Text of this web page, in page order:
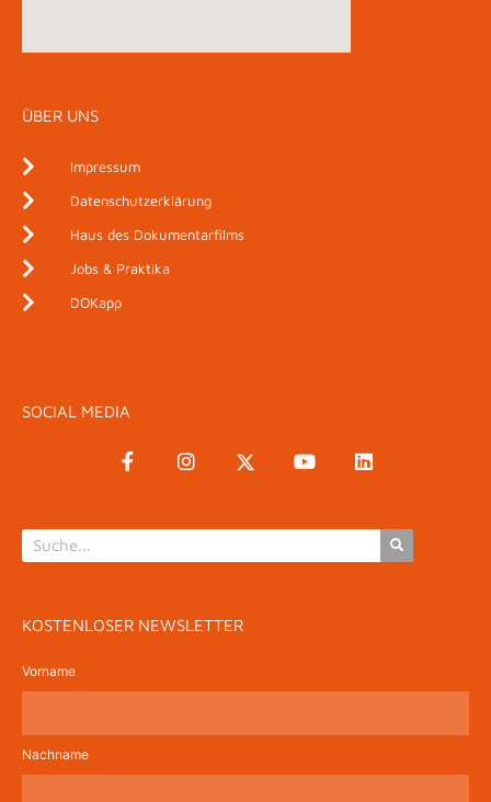
ÜBER UNS
Impressum
Datenschutzerklärung
Haus des Dokumentarfilms
Jobs & Praktika
DOKapp
SOCIAL MEDIA
KOSTENLOSER NEWSLETTER
Vorname
Nachname